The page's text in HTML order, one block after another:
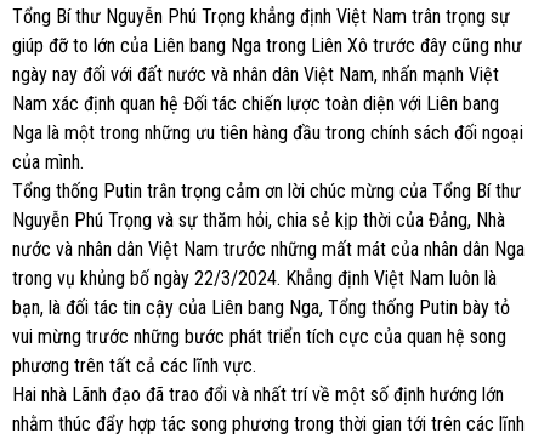
Tổng Bí thư Nguyễn Phú Trọng khẳng định Việt Nam trân trọng sự
giúp đỡ to lớn của Liên bang Nga trong Liên Xô trước đây cũng như
ngày nay đối với đất nước và nhân dân Việt Nam, nhấn mạnh Việt
Nam xác định quan hệ Đối tác chiến lược toàn diện với Liên bang
Nga là một trong những ưu tiên hàng đầu trong chính sách đối ngoại
của mình.
Tổng thống Putin trân trọng cảm ơn lời chúc mừng của Tổng Bí thư
Nguyễn Phú Trọng và sự thăm hỏi, chia sẻ kịp thời của Đảng, Nhà
nước và nhân dân Việt Nam trước những mất mát của nhân dân Nga
trong vụ khủng bố ngày 22/3/2024. Khẳng định Việt Nam luôn là
bạn, là đối tác tin cậy của Liên bang Nga, Tổng thống Putin bày tỏ
vui mừng trước những bước phát triển tích cực của quan hệ song
phương trên tất cả các lĩnh vực.
Hai nhà Lãnh đạo đã trao đổi và nhất trí về một số định hướng lớn
nhằm thúc đẩy hợp tác song phương trong thời gian tới trên các lĩnh